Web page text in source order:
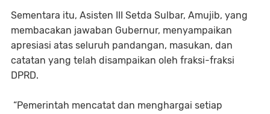
Sementara itu, Asisten III Setda Sulbar, Amujib, yang
membacakan jawaban Gubernur, menyampaikan
apresiasi atas seluruh pandangan, masukan, dan
catatan yang telah disampaikan oleh fraksi-fraksi
DPRD.
“Pemerintah mencatat dan menghargai setiap